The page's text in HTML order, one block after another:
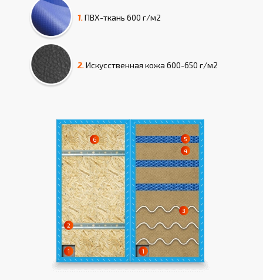
1. ПВХ-ткань 600 г/м2
2. Искусcтвенная кожа 600-650 г/м2